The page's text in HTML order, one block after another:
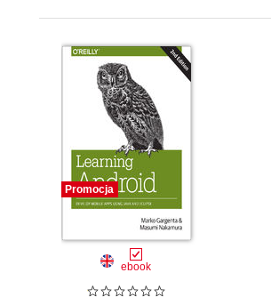
Promocja
ebook